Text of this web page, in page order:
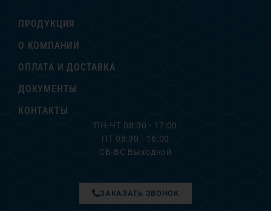
ПРОДУКЦИЯ
О КОМПАНИИ
ОПЛАТА И ДОСТАВКА
ДОКУМЕНТЫ
КОНТАКТЫ
ПН-ЧТ 08:30 - 17:00
ПТ 08:30 - 16:00
СБ-ВС Выходной
ЗАКАЗАТЬ ЗВОНОК